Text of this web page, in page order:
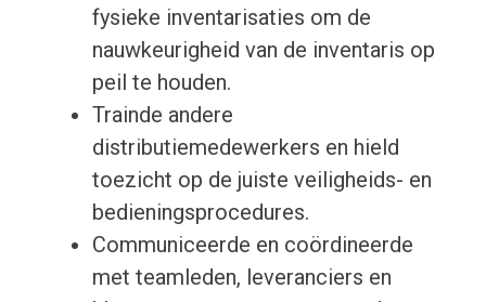
fysieke inventarisaties om de
nauwkeurigheid van de inventaris op
peil te houden.
Trainde andere
distributiemedewerkers en hield
toezicht op de juiste veiligheids- en
bedieningsprocedures.
Communiceerde en coördineerde
met teamleden, leveranciers en